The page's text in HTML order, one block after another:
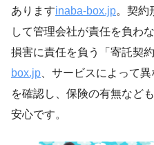
ありますinaba-box.jp。契約
して管理会社が責任を負わ
損害に責任を負う「寄託契
box.jp 、サービスによって
を確認し、保険の有無など
安心です。